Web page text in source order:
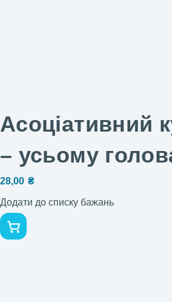
Асоціативний
– усьому
28,00 ₴
Додати до списку бажань